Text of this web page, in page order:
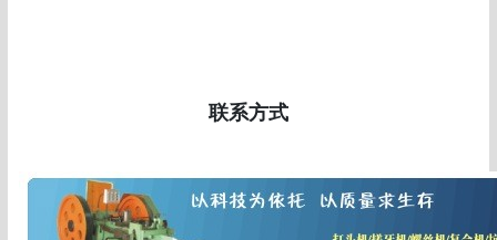
联系方式